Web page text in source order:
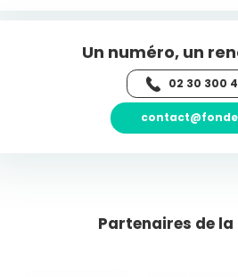
Un numéro, un
02 30 300
Partenaires de la